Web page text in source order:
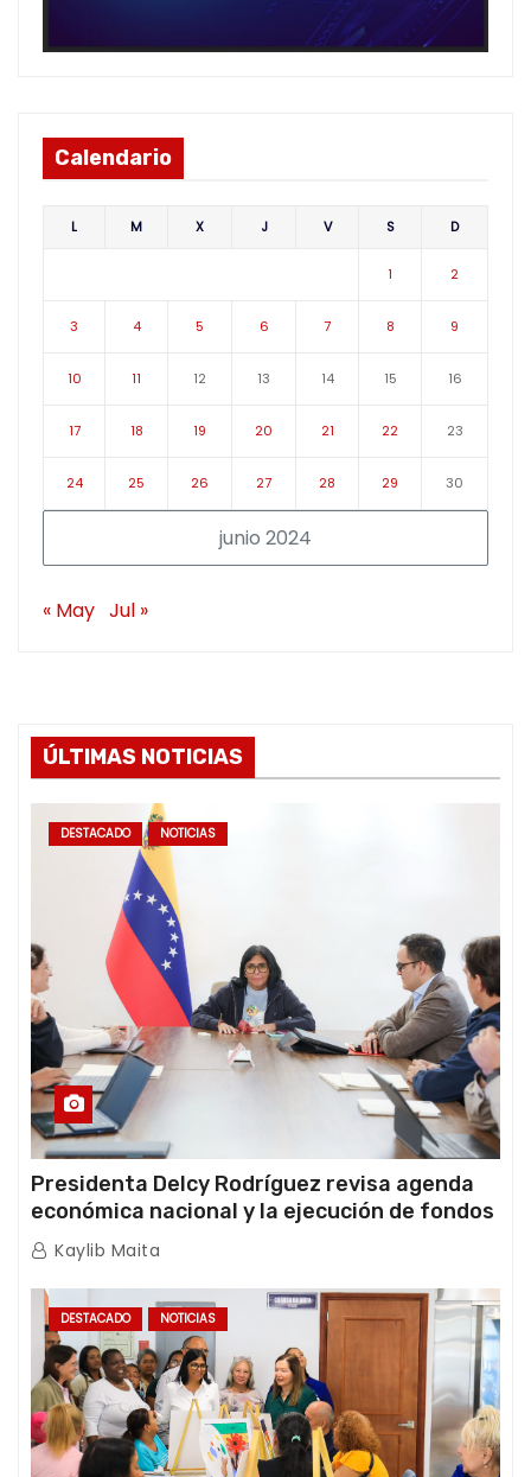
Calendario
junio 2024
L M X J V S D
1 2
3 4 5 6 7 8 9
10 11 12 13 14 15 16
17 18 19 20 21 22 23
24 25 26 27 28 29 30
« May Jul »
ÚLTIMAS NOTICIAS
DESTACADO NOTICIAS
Presidenta Delcy Rodríguez revisa agenda
económica nacional y la ejecución de fondos
de emergencia post-sismos
Kaylib Maita
DESTACADO NOTICIAS